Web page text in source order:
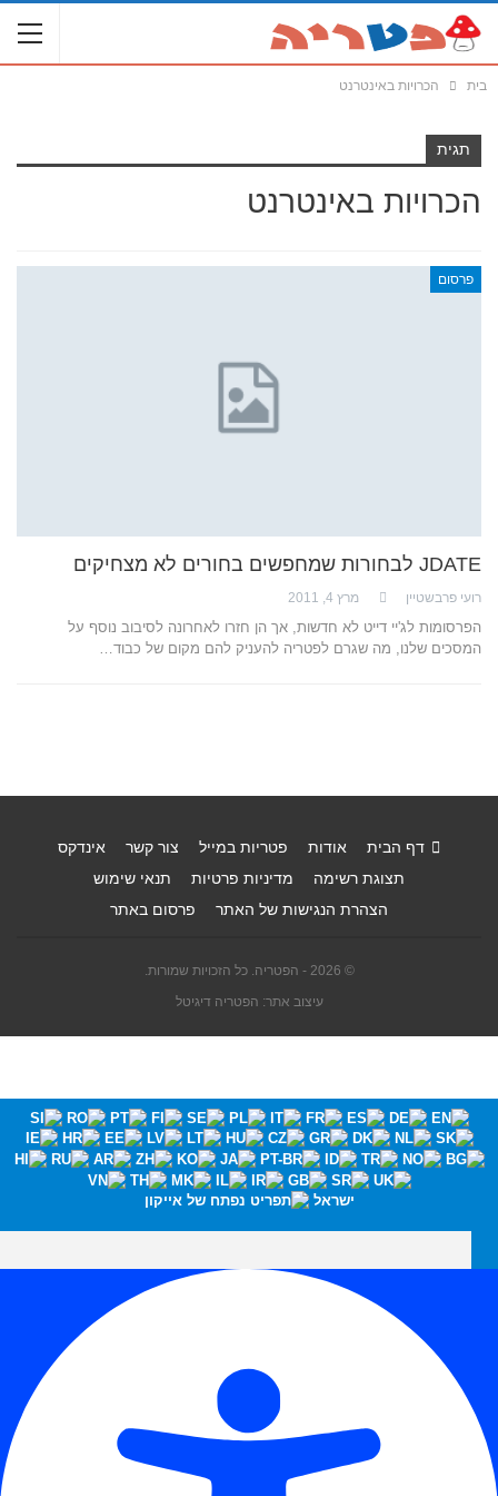
בית הכרויות באינטרנט
תגית
הכרויות באינטרנט
פרסום
JDATE לבחורות שמחפשים בחורים לא מצחיקים
רועי פרבשטיין מרץ 4, 2011
הפרסומות לג'יי דייט לא חדשות, אך הן חזרו לאחרונה לסיבוב נוסף על
המסכים שלנו, מה שגרם לפטריה להעניק להם מקום של כבוד…
דף הבית אודות פטריות במייל צור קשר
אינדקס
תצוגת רשימה
מדיניות פרטיות
תנאי שימוש
הצהרת הנגישות של האתר
פרסום באתר
© 2026 - הפטריה. כל הזכויות שמורות.
עיצוב אתר: הפטריה דיגיטל
ישראל